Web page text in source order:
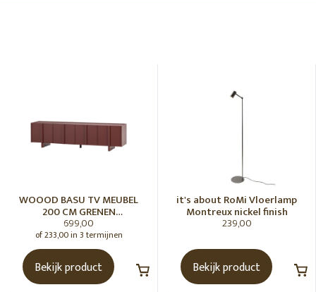
WOOOD BASU TV MEUBEL
200 CM GRENEN
BORDEAUXROOD [fsc]
699,00
of 233,00 in 3 termijnen
Bekijk product
it's about RoMi Vloerlamp
Montreux nickel finish
239,00
Bekijk product